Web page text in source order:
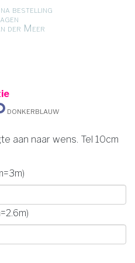
bestelling
der Meer
Donkerblauw
aan naar wens. Tel 10cm